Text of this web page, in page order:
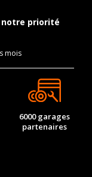
priorité
mois
6000 garages
partenaires